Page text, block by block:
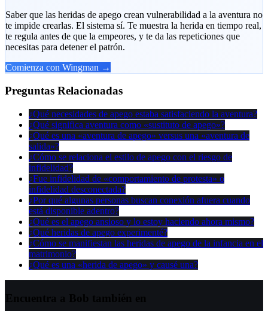
Saber que las heridas de apego crean vulnerabilidad a la aventura no
te impide crearlas. El sistema sí. Te muestra la herida en tiempo real,
te regula antes de que la empeores, y te da las repeticiones que
necesitas para detener el patrón.
Comienza con Wingman →
Preguntas Relacionadas
¿Qué necesidades de apego estaba satisfaciendo la aventura?
¿Qué significa aventura como «sustituto de apego»?
¿Qué es una «aventura de apego» versus una «aventura de
salida»?
¿Cómo se relaciona el estilo de apego con el riesgo de
infidelidad?
¿Fue infidelidad de «comportamiento de protesta» o
infidelidad desconectada?
¿Por qué algunas personas buscan conexión afuera cuando
está disponible adentro?
¿Qué es el apego ansioso y lo estoy haciendo ahora mismo?
¿Qué heridas de apego experimenté?
¿Cómo se manifiestan las heridas de apego de la infancia en el
matrimonio?
¿Qué es una «herida de apego» y causé una?